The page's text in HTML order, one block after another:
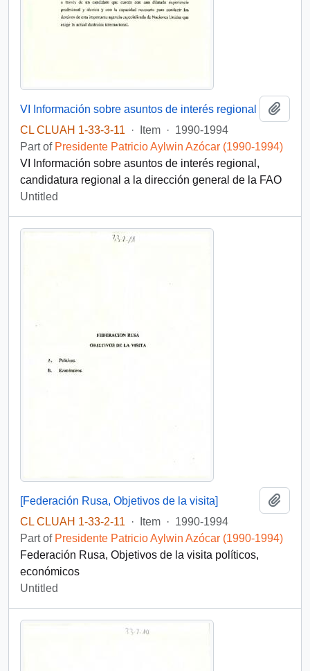
VI Información sobre asuntos de interés regional
CL CLUAH 1-33-3-11
· Item · 1990-1994
Part of Presidente Patricio Aylwin Azócar (1990-1994)
VI Información sobre asuntos de interés regional,
candidatura regional a la dirección general de la FAO
Untitled
[Federación Rusa, Objetivos de la visita]
CL CLUAH 1-33-2-11
· Item · 1990-1994
Part of Presidente Patricio Aylwin Azócar (1990-1994)
Federación Rusa, Objetivos de la visita políticos,
económicos
Untitled